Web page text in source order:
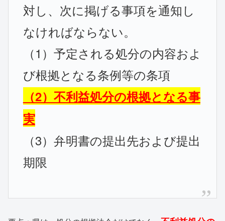
対し、次に掲げる事項を通知し
なければならない。
（1）予定される処分の内容およ
び根拠となる条例等の条項
（2）不利益処分の根拠となる事
実
（3）弁明書の提出先および提出
期限